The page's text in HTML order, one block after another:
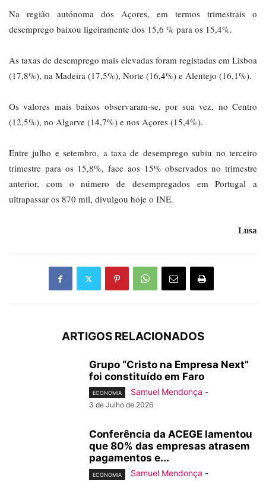
Na região autónoma dos Açores, em termos trimestrais o
desemprego baixou ligeiramente dos 15,6 % para os 15,4%.
As taxas de desemprego mais elevadas foram registadas em Lisboa
(17,8%), na Madeira (17,5%), Norte (16,4%) e Alentejo (16,1%).
Os valores mais baixos observaram-se, por sua vez, no Centro
(12,5%), no Algarve (14,7%) e nos Açores (15,4%).
Entre julho e setembro, a taxa de desemprego subiu no terceiro
trimestre para os 15,8%, face aos 15% observados no trimestre
anterior, com o número de desempregados em Portugal a
ultrapassar os 870 mil, divulgou hoje o INE.
Lusa
ARTIGOS RELACIONADOS
Grupo “Cristo na Empresa Next”
foi constituído em Faro
ECONOMIA Samuel Mendonça -
3 de Julho de 2026
Conferência da ACEGE lamentou
que 80% das empresas atrasem
pagamentos e...
ECONOMIA Samuel Mendonça -